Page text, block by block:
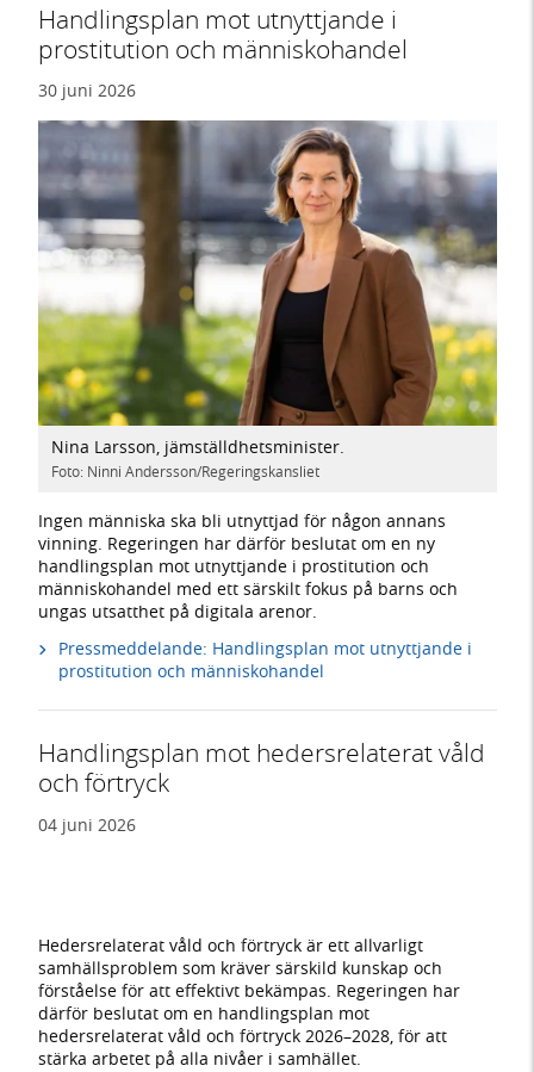
Handlingsplan mot utnyttjande i
prostitution och människohandel
30 juni 2026
Nina Larsson, jämställdhetsminister.
Foto: Ninni Andersson/Regeringskansliet
Ingen människa ska bli utnyttjad för någon annans
vinning. Regeringen har därför beslutat om en ny
handlingsplan mot utnyttjande i prostitution och
människohandel med ett särskilt fokus på barns och
ungas utsatthet på digitala arenor.
Pressmeddelande: Handlingsplan mot utnyttjande i
prostitution och människohandel
Handlingsplan mot hedersrelaterat våld
och förtryck
04 juni 2026
Hedersrelaterat våld och förtryck är ett allvarligt
samhällsproblem som kräver särskild kunskap och
förståelse för att effektivt bekämpas. Regeringen har
därför beslutat om en handlingsplan mot
hedersrelaterat våld och förtryck 2026–2028, för att
stärka arbetet på alla nivåer i samhället.